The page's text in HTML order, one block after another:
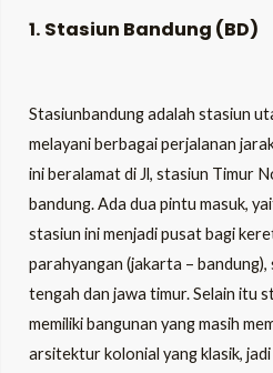
1. Stasiun Bandung (BD)
Stasiunbandung adalah stasiun
melayani berbagai perjalanan
ini beralamat di Jl, stasiun Timur
bandung. Ada dua pintu masuk,
stasiun ini menjadi pusat bagi
parahyangan (jakarta –
tengah dan jawa timur. Selain itu
memiliki bangunan yang masih
arsitektur kolonial yang klasik,